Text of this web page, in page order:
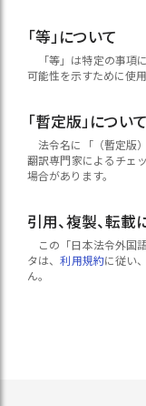
「等」について
「等」は特定の事項
可能性を示すために使用
「暫定版」について
法令名に「（暫定版
翻訳専門家によるチェ
場合があります。
引用、複製、転載
この「日本法令外国
タは、利用規約に従い
ん。